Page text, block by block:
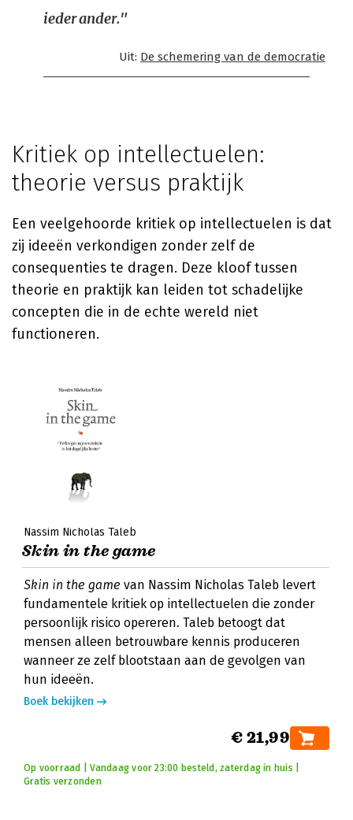
ieder ander."
Uit: De schemering van de democratie
Kritiek op intellectuelen:
theorie versus praktijk
Een veelgehoorde kritiek op intellectuelen is dat
zij ideeën verkondigen zonder zelf de
consequenties te dragen. Deze kloof tussen
theorie en praktijk kan leiden tot schadelijke
concepten die in de echte wereld niet
functioneren.
Nassim Nicholas Taleb
Skin in the game
Skin in the game van Nassim Nicholas Taleb levert
fundamentele kritiek op intellectuelen die zonder
persoonlijk risico opereren. Taleb betoogt dat
mensen alleen betrouwbare kennis produceren
wanneer ze zelf blootstaan aan de gevolgen van
hun ideeën.
Boek bekijken
€ 21,99
Op voorraad | Vandaag voor 23:00 besteld, zaterdag in huis |
Gratis verzonden